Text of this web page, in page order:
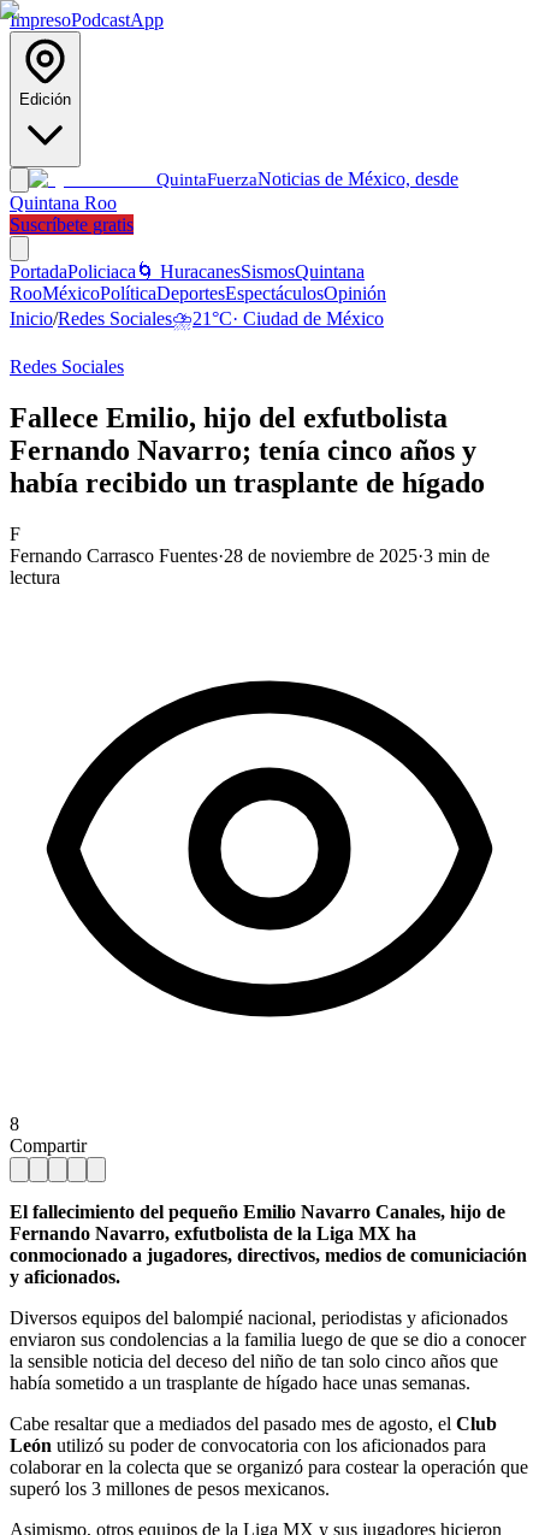
ImpresoPodcastApp
Edición
QuintaFuerzaNoticias de México, desde
Quintana Roo
Suscríbete gratis
PortadaPoliciaca 🌀 HuracanesSismosQuintana
RooMéxicoPolíticaDeportesEspectáculosOpinión
Inicio/Redes Sociales⛈️21°C· Ciudad de México
Redes Sociales
Fallece Emilio, hijo del exfutbolista
Fernando Navarro; tenía cinco años y
había recibido un trasplante de hígado
F
Fernando Carrasco Fuentes·28 de noviembre de 2025·3 min de
lectura
8
Compartir
El fallecimiento del pequeño Emilio Navarro Canales, hijo de
Fernando Navarro, exfutbolista de la Liga MX ha
conmocionado a jugadores, directivos, medios de comuniciación
y aficionados.
Diversos equipos del balompié nacional, periodistas y aficionados
enviaron sus condolencias a la familia luego de que se dio a conocer
la sensible noticia del deceso del niño de tan solo cinco años que
había sometido a un trasplante de hígado hace unas semanas.
Cabe resaltar que a mediados del pasado mes de agosto, el Club
León utilizó su poder de convocatoria con los aficionados para
colaborar en la colecta que se organizó para costear la operación que
superó los 3 millones de pesos mexicanos.
Asimismo, otros equipos de la Liga MX y sus jugadores hicieron